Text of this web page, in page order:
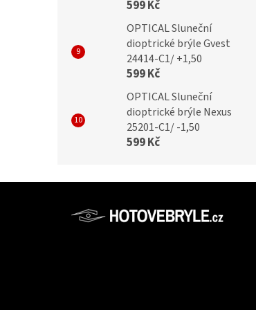
599 Kč
OPTICAL Sluneční
dioptrické brýle Gvest
24414-C1/ +1,50
599 Kč
OPTICAL Sluneční
dioptrické brýle Nexus
25201-C1/ -1,50
599 Kč